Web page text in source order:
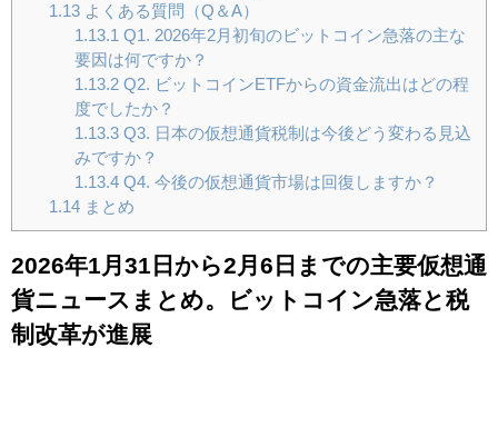
1.13よくある質問（Q＆A）
1.13.1 Q1. 2026年2月初旬のビットコイン急落の主な
要因は何ですか？
1.13.2Q2. ビットコインETFからの資金流出はどの程
度でしたか？
1.13.3Q3. 日本の仮想通貨税制は今後どう変わる見込
みですか？
1.13.4Q4. 今後の仮想通貨市場は回復しますか？
1.14まとめ
2026年1月31日から2月6日までの主要仮想通
貨ニュースまとめ。ビットコイン急落と税
制改革が進展